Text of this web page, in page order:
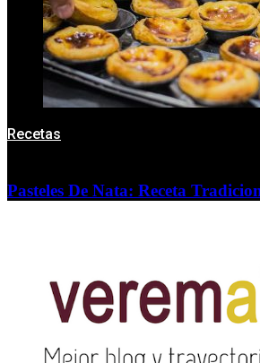
Recetas
Pasteles De Nata: Receta